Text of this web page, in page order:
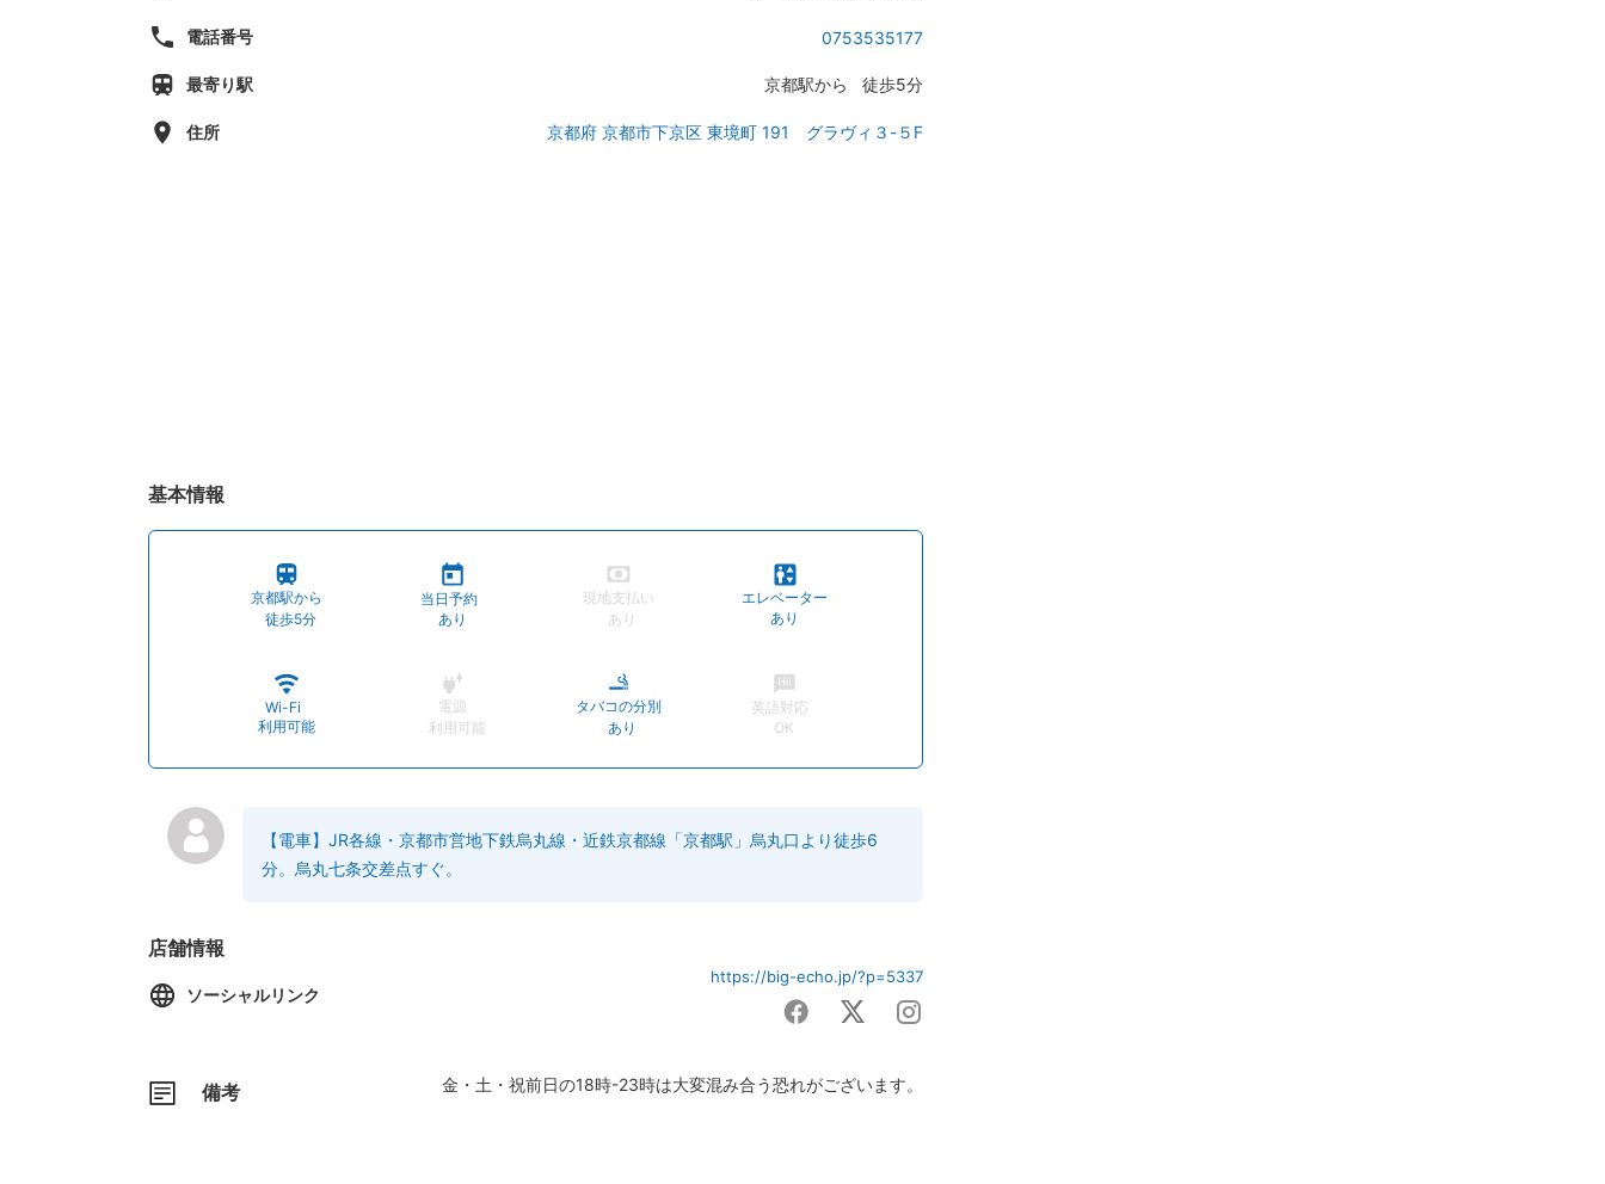
木曜日：12:00 - 04:30
金曜日：12:00 - 04:30
電話番号 0753535177
最寄り駅 京都駅から 徒歩5分
住所 京都府 京都市下京区 東境町 191 グラヴィ３-５F
基本情報
京都駅から
徒歩5分
当日予約
あり
現地支払い
あり
エレベーター
あり
Wi-Fi
利用可能
電源
利用可能
タバコの分別
あり
英語対応
OK
【電車】JR各線・京都市営地下鉄烏丸線・近鉄京都線「京都駅」烏丸口より徒歩6
分。烏丸七条交差点すぐ。
店舗情報
ソーシャルリンク
https://big-echo.jp/?p=5337
備考 金・土・祝前日の18時-23時は大変混み合う恐れがございます。